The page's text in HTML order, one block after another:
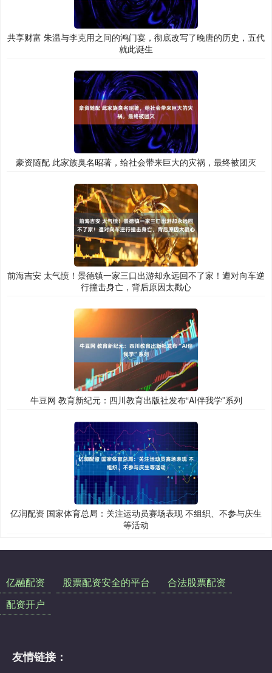
共享财富 朱温与李克用之间的鸿门宴，彻底改写了晚唐的历史，五代
就此诞生
豪资随配 此家族臭名昭著，给社会带来巨大的灾祸，最终被团灭
前海吉安 太气愤！景德镇一家三口出游却永远回不了家！遭对向车逆
行撞击身亡，背后原因太戳心
牛豆网 教育新纪元：四川教育出版社发布“AI伴我学”系列
亿润配资 国家体育总局：关注运动员赛场表现 不组织、不参与庆生
等活动
亿融配资 股票配资安全的平台
合法股票配资
配资开户
友情链接：